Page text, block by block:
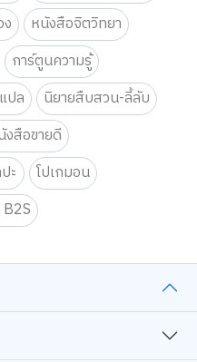
หนังสือจิตวิทยา
การ์ตูนความรู้
ปล
นิยายสืบสวน-ลี้ลับ
งสือขายดี
ะ
โปเกมอน